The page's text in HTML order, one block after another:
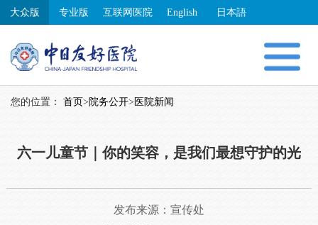
大众版 专业版 互联网医院 English 日本語
您的位置： 首页> 院务公开> 医院新闻
六一儿童节｜你的笑容，是我们最想守护的光
发布来源： 宣传处